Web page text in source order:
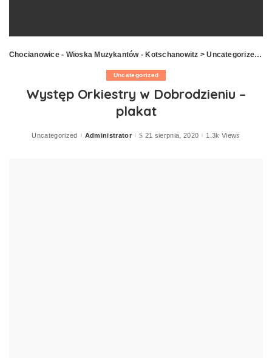
Chocianowice - Wioska Muzykantów - Kotschanowitz >Uncategorized >
Uncategorized
Występ Orkiestry w Dobrodzieniu –
plakat
UncategorizedPosted
Administrator 21 sierpnia, 2020 1.3k Views